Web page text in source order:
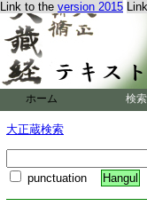
Link to the version 2015
ホーム 検索
大正蔵検索
punctuation Hangul